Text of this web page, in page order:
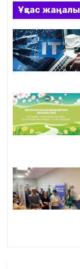
а
ц
и
п
о
а
п
и
Ұқсас